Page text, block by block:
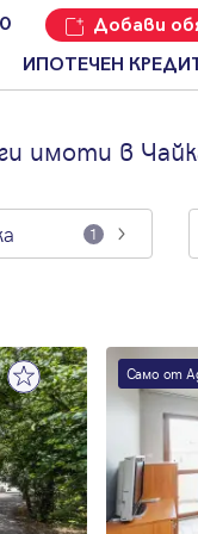
Добави
ИПОТЕЧЕН
имоти в
1
Само от